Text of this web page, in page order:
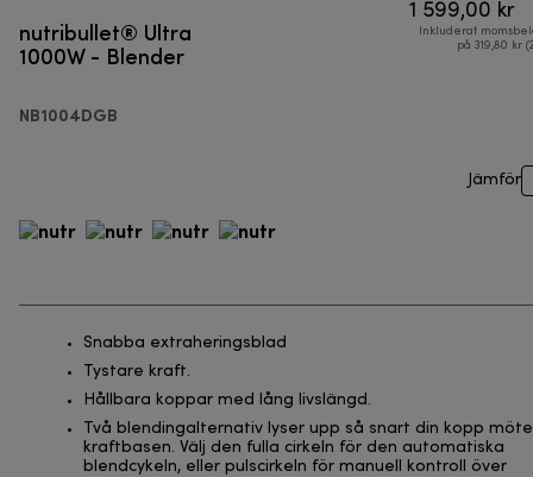
nutribullet® Ultra
1000W - Blender
NB1004DGB
1 599,00 kr
Inkluderat
på 319,80 kr
Jämför
Snabba extraheringsblad
Tystare kraft.
Hållbara koppar med lång livslängd.
Två blendingalternativ lyser upp så snart din kopp
kraftbasen. Välj den fulla cirkeln för den automatiska
blendcykeln, eller pulscirkeln för manuell kontroll över